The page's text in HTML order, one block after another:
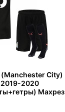
City)
2019-2020
Махрез